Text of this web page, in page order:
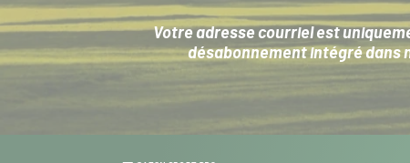
Votre adresse courriel est
désabonnement intégré dans